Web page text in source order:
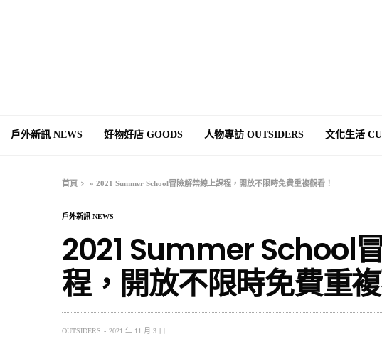
戶外新訊 NEWS 好物好店 GOODS 人物專訪 OUTSIDERS 文化生活
首頁 »2021 Summer School冒險解禁線上課程，開放不限時免費重複觀看！
戶外新訊 NEWS
2021 Summer School
程，開放不限時免費重
OUTSIDERS 2021 年 11 月 3 日